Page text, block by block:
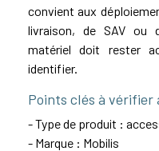
convient aux
livraison, de SAV ou
matériel doit rester
identifier.
Points clés à vérifier
- Type de produit :
- Marque : Mobilis